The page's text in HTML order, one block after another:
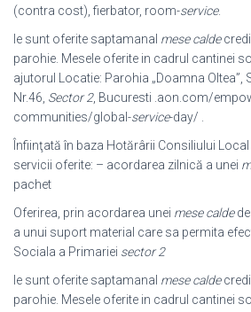
(contra cost), fierbator, room-service.
le sunt oferite saptamanal mese calde
parohie. Mesele oferite in cadrul cantinei
ajutorul Locatie: Parohia „Doamna Oltea”,
Nr.46, Sector 2, Bucuresti . aon.com/
communities/global-service-day/ .
Înfiinţată în baza Hotărârii Consiliului Local
servicii oferite: – acordarea zilnică a unei
pachet
Oferirea, prin acordarea unei mese caldede
a unui suport material care sa permita
Sociala a Primariei sector 2
le sunt oferite saptamanal mese calde
parohie. Mesele oferite in cadrul cantinei